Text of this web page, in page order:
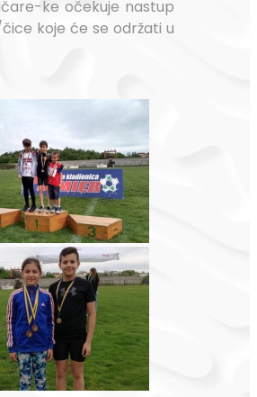
ke očekuje nastup
koje će se održati u